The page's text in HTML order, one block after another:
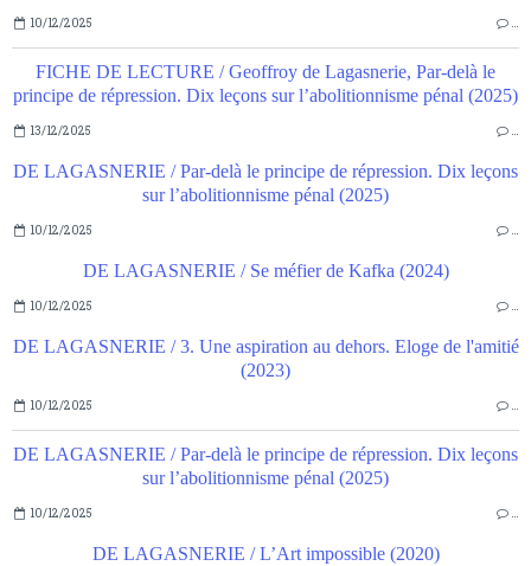
10/12/2025 …
FICHE DE LECTURE / Geoffroy de Lagasnerie, Par-delà le
principe de répression. Dix leçons sur l’abolitionnisme pénal (2025)
13/12/2025 …
DE LAGASNERIE / Par-delà le principe de répression. Dix leçons
sur l’abolitionnisme pénal (2025)
10/12/2025 …
DE LAGASNERIE / Se méfier de Kafka (2024)
10/12/2025 …
DE LAGASNERIE / 3. Une aspiration au dehors. Eloge de l'amitié
(2023)
10/12/2025 …
DE LAGASNERIE / Par-delà le principe de répression. Dix leçons
sur l’abolitionnisme pénal (2025)
10/12/2025 …
DE LAGASNERIE / L’Art impossible (2020)